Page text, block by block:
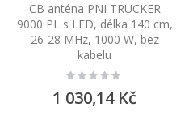
CB anténa PNI TRUCKER
9000 PL s LED, délka 140 cm,
26-28 MHz, 1000 W, bez
kabelu
Rating:
0%
1 030,14 Kč